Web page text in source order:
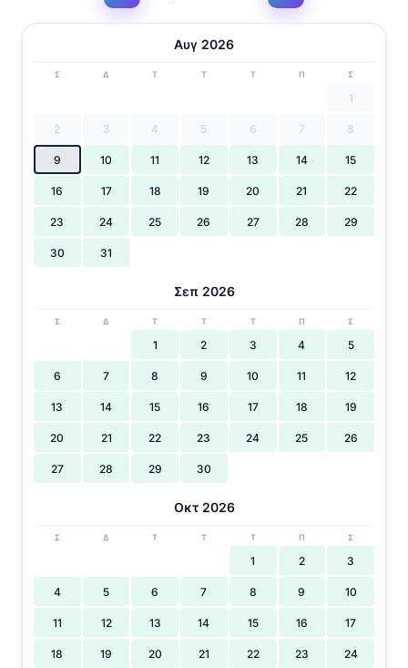
Αυγ 2026
Σ Δ Τ Τ Τ Π Σ
1
2 3 4 5 6 7 8
9 10 11 12 13 14 15
16 17 18 19 20 21 22
23 24 25 26 27 28 29
30 31
Σεπ 2026
Σ Δ Τ Τ Τ Π Σ
1 2 3 4 5
6 7 8 9 10 11 12
13 14 15 16 17 18 19
20 21 22 23 24 25 26
27 28 29 30
Οκτ 2026
Σ Δ Τ Τ Τ Π Σ
1 2 3
4 5 6 7 8 9 10
11 12 13 14 15 16 17
18 19 20 21 22 23 24